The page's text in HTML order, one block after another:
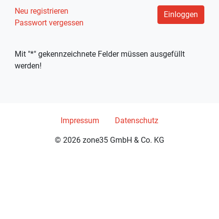
Neu registrieren
Passwort vergessen
Einloggen
Mit "*" gekennzeichnete Felder müssen ausgefüllt
werden!
© 2026 zone35 GmbH & Co. KG
Impressum Datenschutz